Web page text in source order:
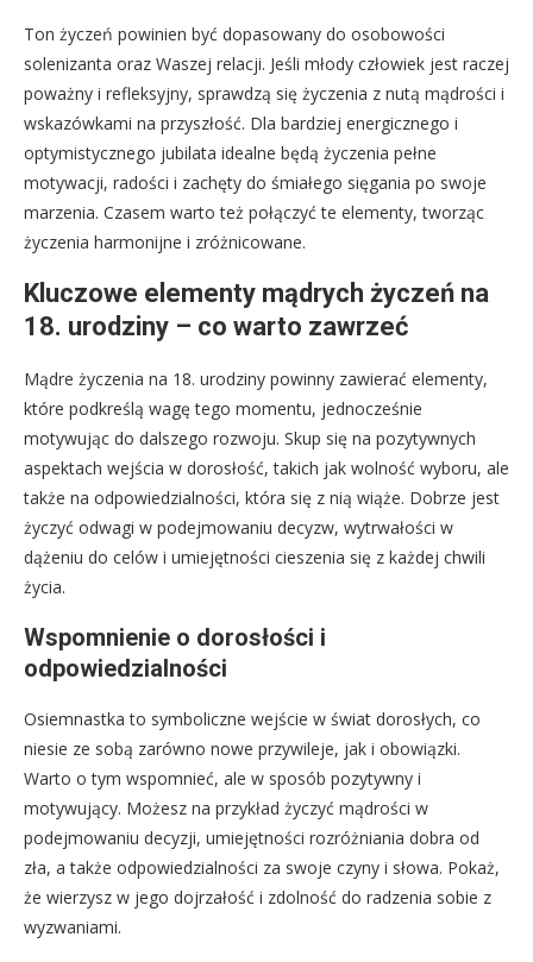
Ton życzeń powinien być dopasowany do osobowości
solenizanta oraz Waszej relacji. Jeśli młody człowiek jest raczej
poważny i refleksyjny, sprawdzą się życzenia z nutą mądrości i
wskazówkami na przyszłość. Dla bardziej energicznego i
optymistycznego jubilata idealne będą życzenia pełne
motywacji, radości i zachęty do śmiałego sięgania po swoje
marzenia. Czasem warto też połączyć te elementy, tworząc
życzenia harmonijne i zróżnicowane.
Kluczowe elementy mądrych życzeń na
18. urodziny – co warto zawrzeć
Mądre życzenia na 18. urodziny powinny zawierać elementy,
które podkreślą wagę tego momentu, jednocześnie
motywując do dalszego rozwoju. Skup się na pozytywnych
aspektach wejścia w dorosłość, takich jak wolność wyboru, ale
także na odpowiedzialności, która się z nią wiąże. Dobrze jest
życzyć odwagi w podejmowaniu decyzw, wytrwałości w
dążeniu do celów i umiejętności cieszenia się z każdej chwili
życia.
Wspomnienie o dorosłości i
odpowiedzialności
Osiemnastka to symboliczne wejście w świat dorosłych, co
niesie ze sobą zarówno nowe przywileje, jak i obowiązki.
Warto o tym wspomnieć, ale w sposób pozytywny i
motywujący. Możesz na przykład życzyć mądrości w
podejmowaniu decyzji, umiejętności rozróżniania dobra od
zła, a także odpowiedzialności za swoje czyny i słowa. Pokaż,
że wierzysz w jego dojrzałość i zdolność do radzenia sobie z
wyzwaniami.